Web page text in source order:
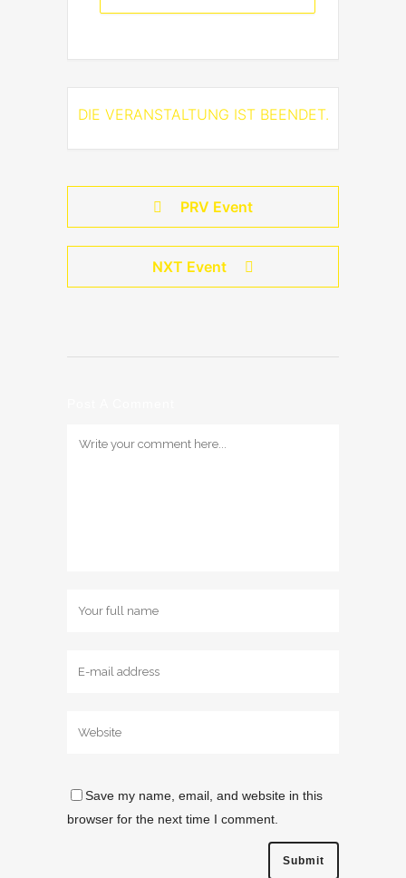
DIE VERANSTALTUNG IST BEENDET.
PRV Event
NXT Event
Save my name, email, and website in this
browser for the next time I comment.